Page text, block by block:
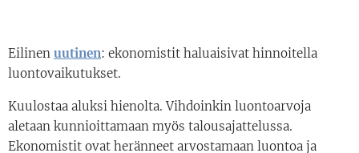
Eilinen uutinen: ekonomistit haluaisivat hinnoitella
luontovaikutukset.
Kuulostaa aluksi hienolta. Vihdoinkin luontoarvoja
aletaan kunnioittamaan myös talousajattelussa.
Ekonomistit ovat heränneet arvostamaan luontoa ja